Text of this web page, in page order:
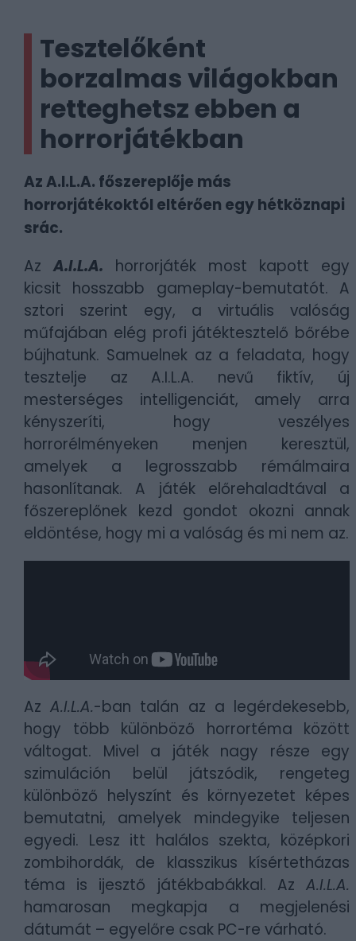
Tesztelőként
borzalmas világokban
retteghetsz ebben a
horrorjátékban
Az A.I.L.A. főszereplője más
horrorjátékoktól eltérően egy hétköznapi
srác.
Az A.I.L.A. horrorjáték most kapott egy
kicsit hosszabb gameplay-bemutatót. A
sztori szerint egy, a virtuális valóság
műfajában elég profi játéktesztelő bőrébe
bújhatunk. Samuelnek az a feladata, hogy
tesztelje az A.I.L.A. nevű fiktív, új
mesterséges intelligenciát, amely arra
kényszeríti, hogy veszélyes
horrorélményeken menjen keresztül,
amelyek a legrosszabb rémálmaira
hasonlítanak. A játék előrehaladtával a
főszereplőnek kezd gondot okozni annak
eldöntése, hogy mi a valóság és mi nem az.
AzA.I.L.A.-ban talán az a legérdekesebb,
hogy több különböző horrortéma között
váltogat. Mivel a játék nagy része egy
szimuláción belül játszódik, rengeteg
különböző helyszínt és környezetet képes
bemutatni, amelyek mindegyike teljesen
egyedi. Lesz itt halálos szekta, középkori
zombihordák, de klasszikus kísértetházas
téma is ijesztő játékbabákkal. Az A.I.L.A.
hamarosan megkapja a megjelenési
dátumát – egyelőre csak PC-re várható.